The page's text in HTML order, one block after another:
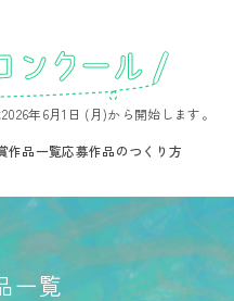
作品一覧応募作品のつくり方
年6月1日 (月)から開始します。
一覧